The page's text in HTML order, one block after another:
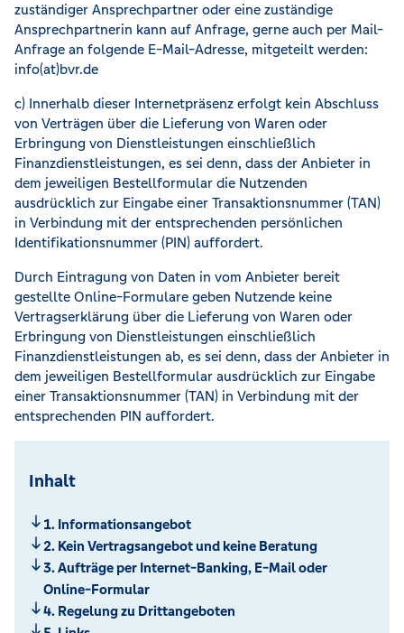
zuständiger Ansprechpartner oder eine zuständige
Ansprechpartnerin kann auf Anfrage, gerne auch per Mail-
Anfrage an folgende E-Mail-Adresse, mitgeteilt werden:
info(at)bvr.de
c) Innerhalb dieser Internetpräsenz erfolgt kein Abschluss
von Verträgen über die Lieferung von Waren oder
Erbringung von Dienstleistungen einschließlich
Finanzdienstleistungen, es sei denn, dass der Anbieter in
dem jeweiligen Bestellformular die Nutzenden
ausdrücklich zur Eingabe einer Transaktionsnummer (TAN)
in Verbindung mit der entsprechenden persönlichen
Identifikationsnummer (PIN) auffordert.
Durch Eintragung von Daten in vom Anbieter bereit
gestellte Online-Formulare geben Nutzende keine
Vertragserklärung über die Lieferung von Waren oder
Erbringung von Dienstleistungen einschließlich
Finanzdienstleistungen ab, es sei denn, dass der Anbieter in
dem jeweiligen Bestellformular ausdrücklich zur Eingabe
einer Transaktionsnummer (TAN) in Verbindung mit der
entsprechenden PIN auffordert.
Inhalt
1. Informationsangebot
2. Kein Vertragsangebot und keine Beratung
3. Aufträge per Internet-Banking, E-Mail oder
Online-Formular
4. Regelung zu Drittangeboten